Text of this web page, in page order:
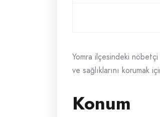
Yomra ilçesindeki nöbetçi
ve sağlıklarını korumak
Konum